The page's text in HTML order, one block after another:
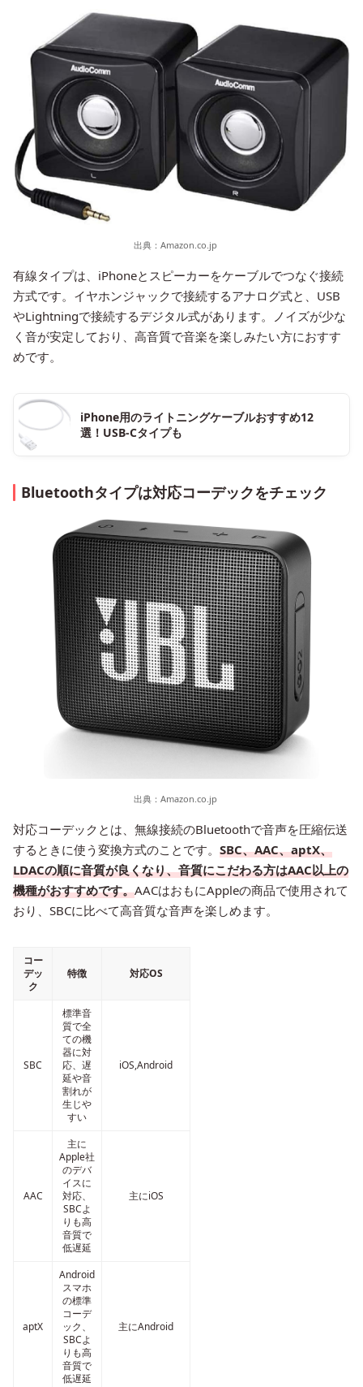
出典： Amazon.co.jp
有線タイプは、iPhoneとスピーカーをケーブルでつなぐ接続
方式です。イヤホンジャックで接続するアナログ式と、USB
やLightningで接続するデジタル式があります。ノイズが少な
く音が安定しており、高音質で音楽を楽しみたい方におすす
めです。
iPhone用のライトニングケーブルおすすめ12
選！USB-Cタイプも
Bluetoothタイプは対応コーデックをチェック
出典： Amazon.co.jp
対応コーデックとは、無線接続のBluetoothで音声を圧縮伝送
するときに使う変換方式のことです。 SBC、AAC、aptX、
LDACの順に音質が良くなり、音質にこだわる方はAAC以上の
機種がおすすめです。AACはおもにAppleの商品で使用されて
おり、SBCに比べて高音質な音声を楽しめます。
コー
デッ
ク
特徴 対応OS
SBC
標準音
質で全
ての機
器に対
応、遅
延や音
割れが
生じや
すい
iOS,Android
AAC
主に
Apple社
のデバ
イスに
対応、
SBCよ
りも高
音質で
低遅延
主にiOS
aptX
Android
スマホ
の標準
コーデ
ック、
SBCよ
りも高
音質で
低遅延
主にAndroid